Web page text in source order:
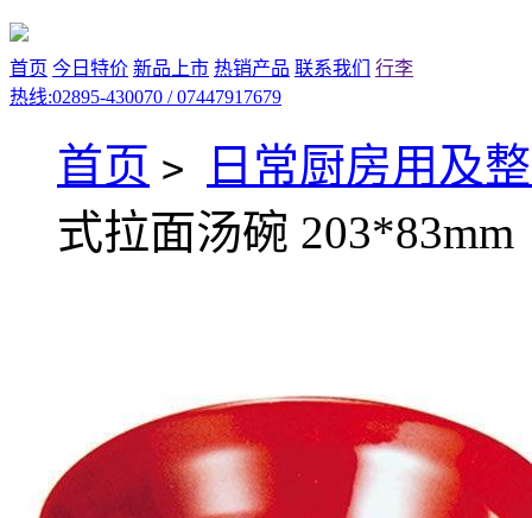
首页 今日特价 新品上市 热销产品 联系我们
行李
热线:02895-430070 / 07447917679
首页 >
日常厨房用及
式拉面汤碗 203*83mm